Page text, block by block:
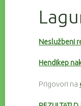
Neslužbeni
Hendikep
Prigovori na